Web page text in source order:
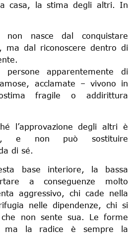
casa, la stima degli altri. In
nasce dal conquistare
ma dal riconoscere dentro di
apparentemente di
acclamate – vivono in
fragile o addirittura
l’approvazione degli altri è
e non può sostituire
di sé.
base interiore, la bassa
a conseguenze molto
aggressivo, chi cade nella
nelle dipendenze, chi si
non sente sua. Le forme
ma la radice è sempre la